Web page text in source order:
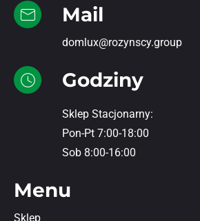
Mail
domlux@rozynscy.group
Godziny
Sklep Stacjonarny:
Pon-Pt 7:00-18:00
Sob 8:00-16:00
Menu
Sklep